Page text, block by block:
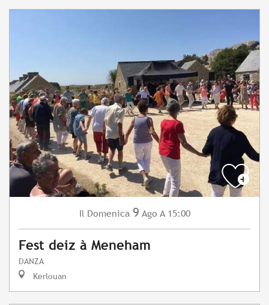
Il Domenica 9 Ago A 15:00
Fest deiz à Meneham
DANZA
Kerlouan